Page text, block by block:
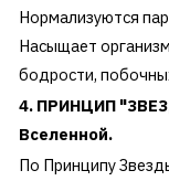
Нормализуются
Насыщает
бодрости,
4. ПРИНЦИП
Вселенной.
По Принципу